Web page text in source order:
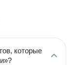
которые